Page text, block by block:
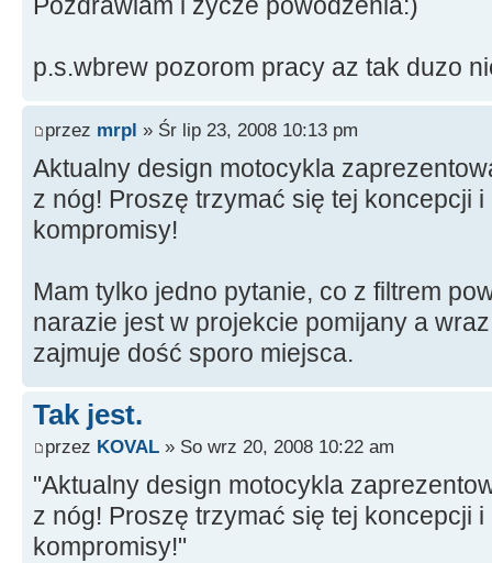
Pozdrawiam i zycze powodzenia:)
p.s.wbrew pozorom pracy az tak duzo
przez mrpl » Śr lip 23, 2008 10:13 pm
Aktualny design motocykla
z nóg! Proszę trzymać się tej koncepcji
kompromisy!
Mam tylko jedno pytanie, co z filtrem
narazie jest w projekcie pomijany a
zajmuje dość sporo miejsca.
Tak jest.
przez KOVAL » So wrz 20, 2008 10:22 am
"Aktualny design motocykla
z nóg! Proszę trzymać się tej koncepcji
kompromisy!"